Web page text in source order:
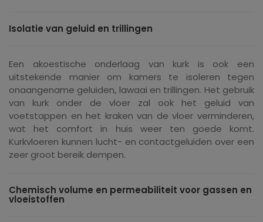
Isolatie van geluid en trillingen
Een akoestische onderlaag van kurk is ook een
uitstekende manier om kamers te isoleren tegen
onaangename geluiden, lawaai en trillingen. Het gebruik
van kurk onder de vloer zal ook het geluid van
voetstappen en het kraken van de vloer verminderen,
wat het comfort in huis weer ten goede komt.
Kurkvloeren kunnen lucht- en contactgeluiden over een
zeer groot bereik dempen.
Chemisch volume en permeabiliteit voor gassen en
vloeistoffen